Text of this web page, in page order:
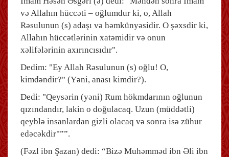
və Allahın hüccəti – oğlumdur ki, o, Allah
Rəsulunun (s) adaşı və həmkünyəsidir. O şəxsdir ki,
Allahın hüccətlərinin xatəmidir və onun
xəlifələrinin axırıncısıdır".
Dedim: "Ey Allah Rəsulunun (s) oğlu! O,
kimdəndir?" (Yəni, anası kimdir?).
Dedi: "Qeysərin (yəni) Rum hökmdarının oğlunun
qızındandır, lakin o doğulacaq. Uzun (müddətli)
qeyblə insanlardan gizli olacaq və sonra isə zühur
edəcəkdir"””.
(Fəzl ibn Şazan) dedi: “Bizə Muhəmməd ibn Əli ibn